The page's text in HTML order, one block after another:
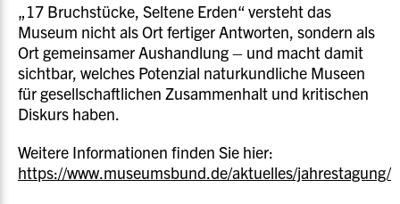
„17 Bruchstücke, Seltene Erden“ versteht das
Museum nicht als Ort fertiger Antworten, sondern als
Ort gemeinsamer Aushandlung – und macht damit
sichtbar, welches Potenzial naturkundliche Museen
für gesellschaftlichen Zusammenhalt und kritischen
Diskurs haben.
Weitere Informationen finden Sie hier:
https://www.museumsbund.de/aktuelles/jahrestagung/